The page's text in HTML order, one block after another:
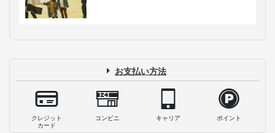
お支払い方法
クレジット
カード
コンビニ キャリア ポイント